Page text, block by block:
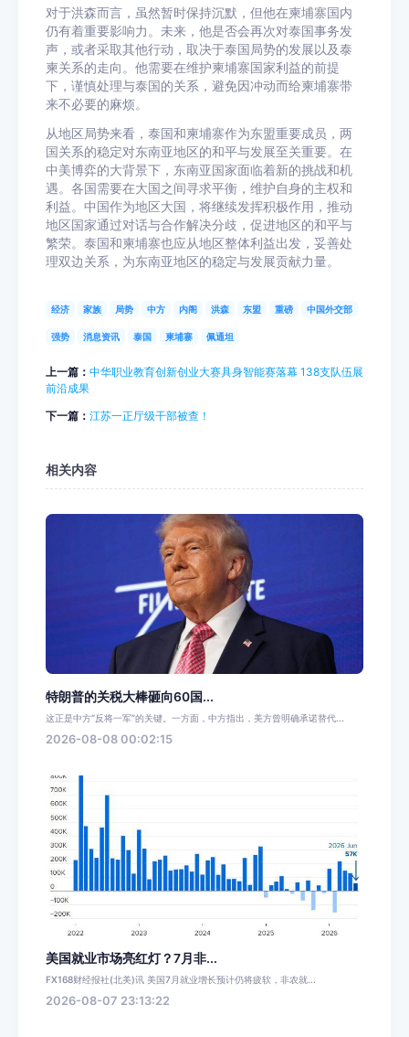
对于洪森而言，虽然暂时保持沉默，但他在柬埔寨国内
仍有着重要影响力。未来，他是否会再次对泰国事务发
声，或者采取其他行动，取决于泰国局势的发展以及泰
柬关系的走向。他需要在维护柬埔寨国家利益的前提
下，谨慎处理与泰国的关系，避免因冲动而给柬埔寨带
来不必要的麻烦。
从地区局势来看，泰国和柬埔寨作为东盟重要成员，两
国关系的稳定对东南亚地区的和平与发展至关重要。在
中美博弈的大背景下，东南亚国家面临着新的挑战和机
遇。各国需要在大国之间寻求平衡，维护自身的主权和
利益。中国作为地区大国，将继续发挥积极作用，推动
地区国家通过对话与合作解决分歧，促进地区的和平与
繁荣。泰国和柬埔寨也应从地区整体利益出发，妥善处
理双边关系，为东南亚地区的稳定与发展贡献力量。
经济 家族 局势 中方 内阁 洪森 东盟 重磅 中国外交部
强势 消息资讯 泰国 柬埔寨 佩通坦
上一篇： 中华职业教育创新创业大赛具身智能赛落幕 138支队伍展
前沿成果
下一篇： 江苏一正厅级干部被查！
相关内容
特朗普的关税大棒砸向60国...
这正是中方“反将一军”的关键。一方面，中方指出，美方曾明确承诺替代...
2026-08-08 00:02:15
美国就业市场亮红灯？7月非...
FX168财经报社(北美)讯 美国7月就业增长预计仍将疲软，非农就...
2026-08-07 23:13:22